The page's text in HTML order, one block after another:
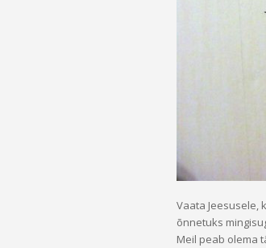
Vaata Jeesusele,
õnnetuks
Meil peab olema